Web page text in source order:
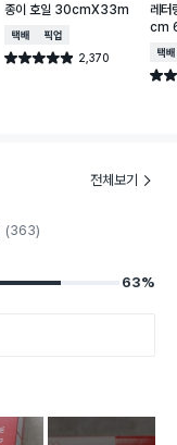
종이 호일 30cmX33m
택배배송매장픽업
별점 4.9점 2,370
건 작성
레터
cm
택배
별점
전체보기
(363)
63%